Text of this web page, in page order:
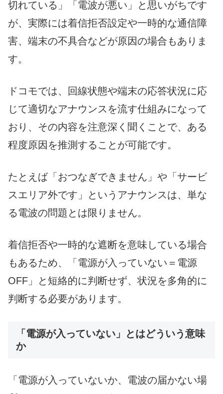
切れている」「電波が悪い」と思いがちです
が、実際には着信拒否設定や一時的な通信障
害、端末の不具合などが原因の場合もありま
す。
ドコモでは、回線状態や端末の応答状況に応
じて適切なアナウンスを流す仕組みになって
おり、その内容を注意深く聞くことで、ある
程度原因を推測することが可能です。
たとえば「おつなぎできません」や「サービ
スエリア外です」というアナウンスは、単な
る電波の問題とは限りません。
着信拒否や一時的な遮断を意味している場合
もあるため、「電源が入っていない＝電源
OFF」と短絡的に判断せず、状況を多角的に
判断する必要があります。
「電源が入っていない」とはどういう意味
か
「電源が入っていないか、電波の届かない場